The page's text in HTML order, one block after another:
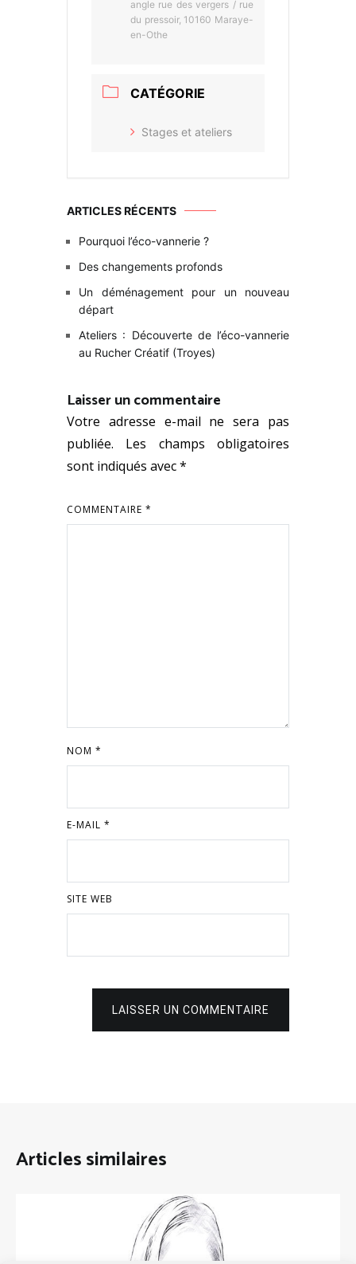
angle rue des vergers / rue
du pressoir, 10160 Maraye-
en-Othe
CATÉGORIE
Stages et ateliers
ARTICLES RÉCENTS
Pourquoi l’éco-vannerie ?
Des changements profonds
Un déménagement pour un nouveau
départ
Ateliers : Découverte de l’éco-vannerie
au Rucher Créatif (Troyes)
Laisser un commentaire
Votre adresse e-mail ne sera pas
publiée.
Les champs obligatoires
sont indiqués avec*
COMMENTAIRE *
NOM *
E-MAIL *
SITE WEB
LAISSER UN COMMENTAIRE
Articles similaires